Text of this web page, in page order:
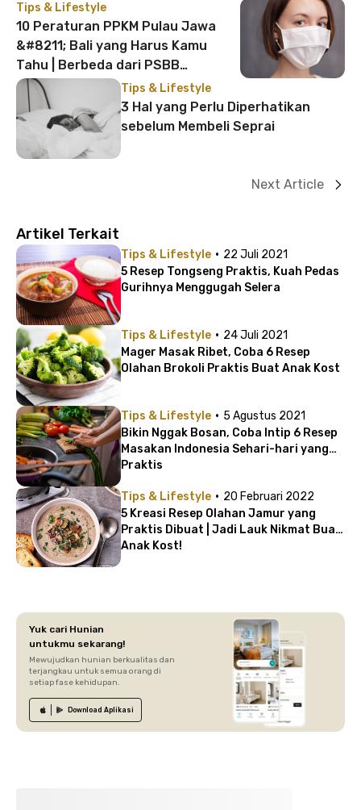
Tips & Lifestyle
10 Peraturan PPKM Pulau Jawa
&#8211; Bali yang Harus Kamu
Tahu | Berbeda dari PSBB
Jakarta?
Tips & Lifestyle
3 Hal yang Perlu Diperhatikan
sebelum Membeli Seprai
Next Article
Artikel Terkait
Tips & Lifestyle · 22 Juli 2021
5 Resep Tongseng Praktis, Kuah Pedas
Gurihnya Menggugah Selera
Tips & Lifestyle · 24 Juli 2021
Mager Masak Ribet, Coba 6 Resep
Olahan Brokoli Praktis Buat Anak Kost
Tips & Lifestyle · 5 Agustus 2021
Bikin Nggak Bosan, Coba Intip 6 Resep
Masakan Indonesia Sehari-hari yang
Praktis
Tips & Lifestyle · 20 Februari 2022
5 Kreasi Resep Olahan Jamur yang
Praktis Dibuat | Jadi Lauk Nikmat Buat
Anak Kost!
Yuk cari Hunian
untukmu sekarang!
Mewujudkan hunian berkualitas dan
terjangkau untuk semua orang di
setiap fase kehidupan.
Download Aplikasi